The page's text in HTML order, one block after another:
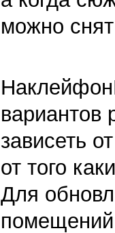
можно
вариантов
зависеть
от того
Для